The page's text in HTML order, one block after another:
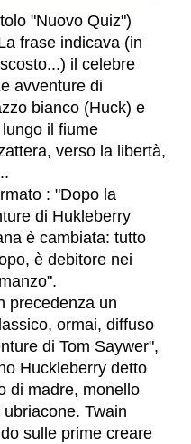
"Nuovo Quiz")
frase indicava (in
il celebre
avventure di
bianco (Huck) e
il fiume
verso la libertà,
: "Dopo la
di Hukleberry
è cambiata: tutto
è debitore nei
precedenza un
ormai, diffuso
di Tom Saywer",
Huckleberry detto
di madre, monello
Twain
sulle prime creare